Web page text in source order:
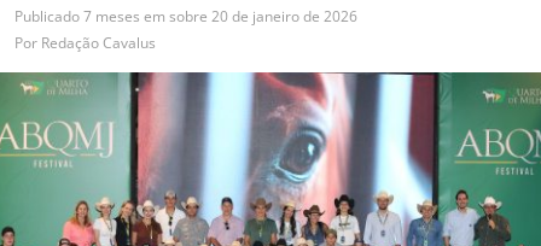
Publicado7 meses em sobre 20 de janeiro de 2026
Por Redação Cavalus